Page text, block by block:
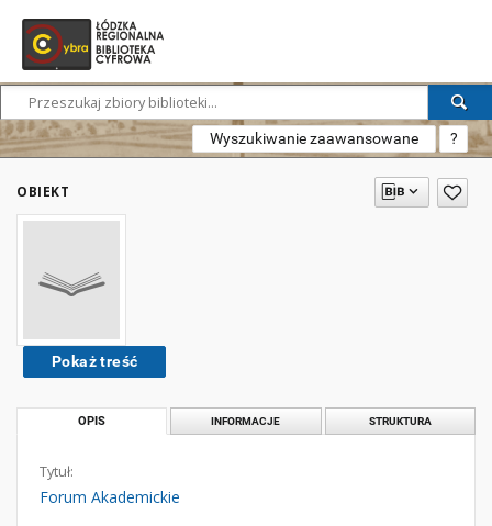
Wyszukiwanie zaawansowane ?
OBIEKT
Pokaż treść
OPIS INFORMACJE STRUKTURA
Tytuł:
Forum Akademickie